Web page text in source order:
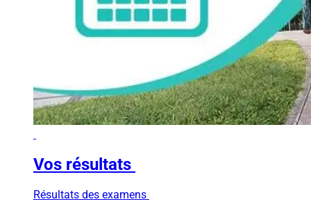
Vos résultats
Résultats des examens